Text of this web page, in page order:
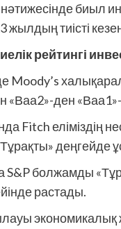
биыл
тиісті
рейтингі
ден «Ваа1»-
еліміздің
деңгейде
болжамды
растады.